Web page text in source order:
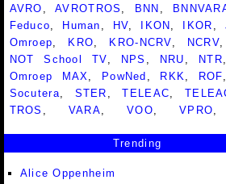
AVRO ,AVROTROS BNN
Feduco
Human HV IKON IKOR
Omroep
KRO KRO-NCRV NCRV
NOT School TV
NPS NRU NTR
Omroep MAX
PowNed RKK ROF
Socutera
STER ,TELEAC
TROS
VARA ,VOO ,VPRO
Trending
Alice Oppenheim